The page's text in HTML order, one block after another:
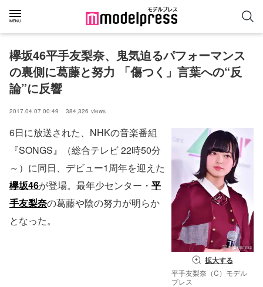
欅坂46平手友梨奈、鬼気迫るパフォーマンス
の裏側に葛藤と努力 「傷つく」言葉への“反
論”に反響
2017.04.07 00:49 384,326 views
拡大する
平手友梨奈（C）モデル
プレス
6日に放送された、NHKの音楽番組
『SONGS』（総合テレビ 22時50分
～）に同日、デビュー1周年を迎えた
欅坂46が登場。最年少センター・ 平
手友梨奈の葛藤や陰の努力が明らか
となった。